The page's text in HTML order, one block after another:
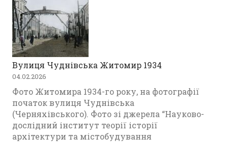
Вулиця Чуднівська Житомир 1934
04.02.2026
Фото Житомира 1934-го року, на фотографії
початок вулиця Чуднівська
(Черняхівського). Фото зі джерела “Науково-
дослідний інститут теорії історії
архітектури та містобудування